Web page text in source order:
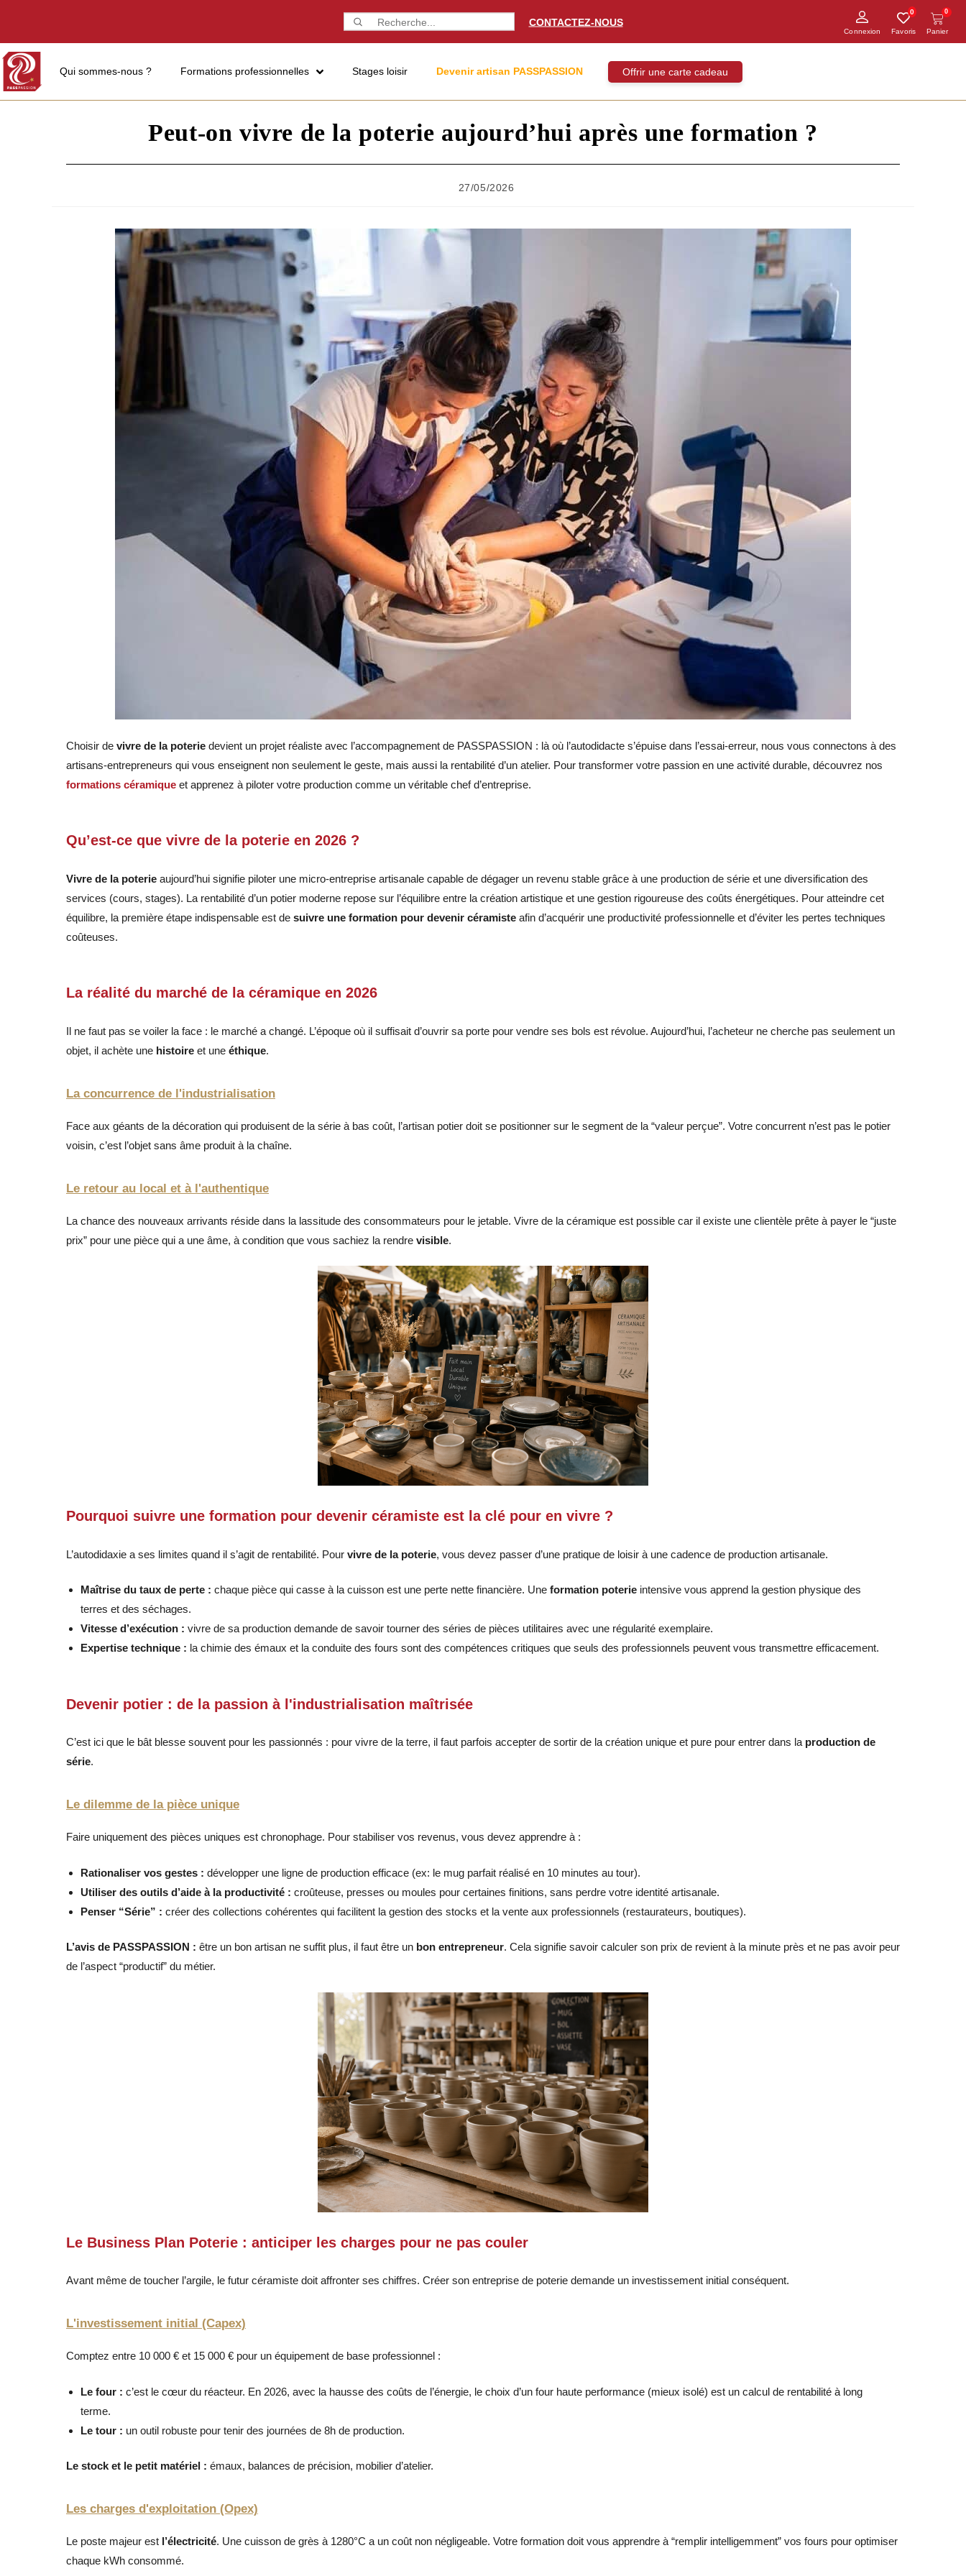
CONTACTEZ-NOUS
0 0
Qui sommes-nous ? Formations professionnelles Stages loisir Devenir artisan PASSPASSION Offrir une carte cadeau
Peut-on vivre de la poterie aujourd’hui après une formation ?
27/05/2026
Choisir de vivre de la poterie devient un projet réaliste avec l’accompagnement de PASSPASSION : là où l’autodidacte s’épuise dans l’essai-erreur, nous vous connectons à des
artisans-entrepreneurs qui vous enseignent non seulement le geste, mais aussi la rentabilité d’un atelier. Pour transformer votre passion en une activité durable, découvrez nos
formations céramique et apprenez à piloter votre production comme un véritable chef d’entreprise.
Qu’est-ce que vivre de la poterie en 2026 ?
Vivre de la poterie aujourd’hui signifie piloter une micro-entreprise artisanale capable de dégager un revenu stable grâce à une production de série et une diversification des
services (cours, stages). La rentabilité d’un potier moderne repose sur l’équilibre entre la création artistique et une gestion rigoureuse des coûts énergétiques. Pour atteindre cet
équilibre, la première étape indispensable est de suivre une formation pour devenir céramiste afin d’acquérir une productivité professionnelle et d’éviter les pertes techniques
coûteuses.
La réalité du marché de la céramique en 2026
Il ne faut pas se voiler la face : le marché a changé. L’époque où il suffisait d’ouvrir sa porte pour vendre ses bols est révolue. Aujourd’hui, l’acheteur ne cherche pas seulement un
objet, il achète une histoire et une éthique.
La concurrence de l'industrialisation
Face aux géants de la décoration qui produisent de la série à bas coût, l’artisan potier doit se positionner sur le segment de la “valeur perçue”. Votre concurrent n’est pas le potier
voisin, c’est l’objet sans âme produit à la chaîne.
Le retour au local et à l'authentique
La chance des nouveaux arrivants réside dans la lassitude des consommateurs pour le jetable. Vivre de la céramique est possible car il existe une clientèle prête à payer le “juste
prix” pour une pièce qui a une âme, à condition que vous sachiez la rendre visible.
Pourquoi suivre une formation pour devenir céramiste est la clé pour en vivre ?
L’autodidaxie a ses limites quand il s’agit de rentabilité. Pour vivre de la poterie, vous devez passer d’une pratique de loisir à une cadence de production artisanale.
Maîtrise du taux de perte : chaque pièce qui casse à la cuisson est une perte nette financière. Une formation poterie intensive vous apprend la gestion physique des
terres et des séchages.
Vitesse d’exécution : vivre de sa production demande de savoir tourner des séries de pièces utilitaires avec une régularité exemplaire.
Expertise technique : la chimie des émaux et la conduite des fours sont des compétences critiques que seuls des professionnels peuvent vous transmettre efficacement.
Devenir potier : de la passion à l'industrialisation maîtrisée
C’est ici que le bât blesse souvent pour les passionnés : pour vivre de la terre, il faut parfois accepter de sortir de la création unique et pure pour entrer dans la production de
série.
Le dilemme de la pièce unique
Faire uniquement des pièces uniques est chronophage. Pour stabiliser vos revenus, vous devez apprendre à :
Rationaliser vos gestes : développer une ligne de production efficace (ex: le mug parfait réalisé en 10 minutes au tour).
Utiliser des outils d’aide à la productivité : croûteuse, presses ou moules pour certaines finitions, sans perdre votre identité artisanale.
Penser “Série” : créer des collections cohérentes qui facilitent la gestion des stocks et la vente aux professionnels (restaurateurs, boutiques).
L’avis de PASSPASSION : être un bon artisan ne suffit plus, il faut être un bon entrepreneur. Cela signifie savoir calculer son prix de revient à la minute près et ne pas avoir peur
de l’aspect “productif” du métier.
Le Business Plan Poterie : anticiper les charges pour ne pas couler
Avant même de toucher l’argile, le futur céramiste doit affronter ses chiffres. Créer son entreprise de poterie demande un investissement initial conséquent.
L'investissement initial (Capex)
Comptez entre 10 000 € et 15 000 € pour un équipement de base professionnel :
Le four : c’est le cœur du réacteur. En 2026, avec la hausse des coûts de l’énergie, le choix d’un four haute performance (mieux isolé) est un calcul de rentabilité à long
terme.
Le tour : un outil robuste pour tenir des journées de 8h de production.
Le stock et le petit matériel : émaux, balances de précision, mobilier d’atelier.
Les charges d'exploitation (Opex)
Le poste majeur est l’électricité. Une cuisson de grès à 1280°C a un coût non négligeable. Votre formation doit vous apprendre à “remplir intelligemment” vos fours pour optimiser
chaque kWh consommé.